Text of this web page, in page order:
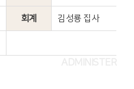
회계 김성룡 집사